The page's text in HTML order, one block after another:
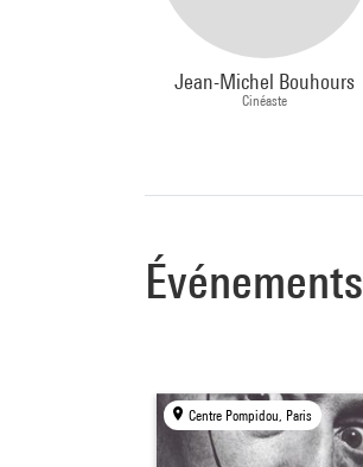
Jean-Michel Bouhours
Cinéaste
Événements
Centre Pompidou, Paris